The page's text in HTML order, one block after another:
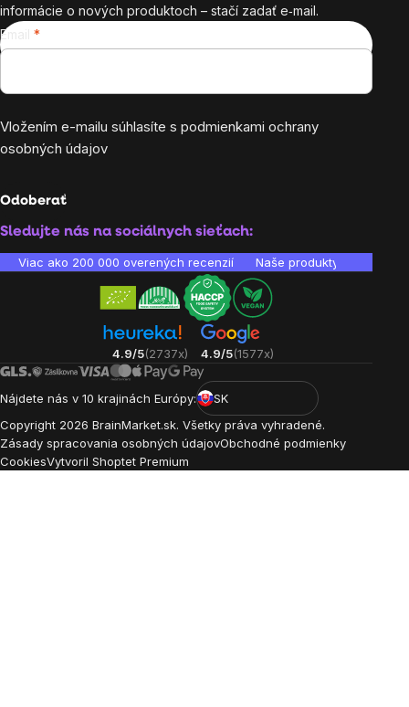
informácie o nových produktoch – stačí zadať e‑mail.
Email
Vložením e-mailu súhlasíte s podmienkami ochrany
osobných údajov
Odoberať
Sledujte nás na sociálnych sieťach:
Viac ako 200 000 overených recenzií Naše produkty sú
4.9/5(2737x) 4.9/5(1577x)
Nájdete nás v 10 krajinách Európy:
SK
Copyright 2026 BrainMarket.sk. Všetky práva vyhradené.
Zásady spracovania osobných údajovObchodné podmienky
CookiesVytvoril Shoptet Premium